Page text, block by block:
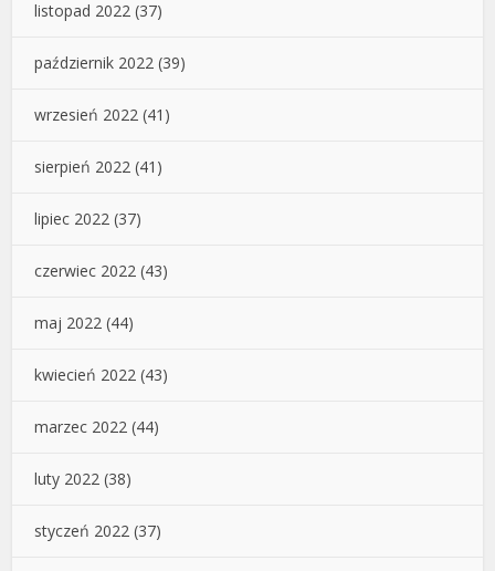
listopad 2022 (37)
październik 2022 (39)
wrzesień 2022 (41)
sierpień 2022 (41)
lipiec 2022 (37)
czerwiec 2022 (43)
maj 2022 (44)
kwiecień 2022 (43)
marzec 2022 (44)
luty 2022 (38)
styczeń 2022 (37)